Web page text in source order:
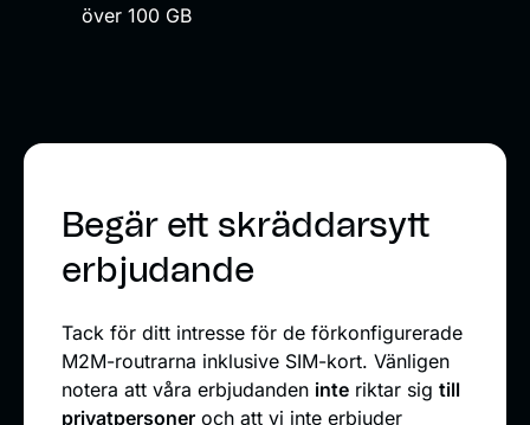
över 100 GB
Begär ett skräddarsytt
erbjudande
Tack för ditt intresse för de förkonfigurerade
M2M-routrarna inklusive SIM-kort. Vänligen
notera att våra erbjudanden inte riktar sig till
privatpersoner och att vi inte erbjuder